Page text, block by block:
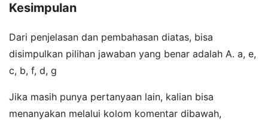
Kesimpulan
Dari penjelasan dan pembahasan diatas, bisa
disimpulkan pilihan jawaban yang benar adalah A. a, e,
c, b, f, d, g
Jika masih punya pertanyaan lain, kalian bisa
menanyakan melalui kolom komentar dibawah,